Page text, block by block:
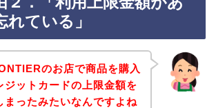
れている」
のお店で商品を購入
ジットカードの上限金額を
まったみたいなんですよね